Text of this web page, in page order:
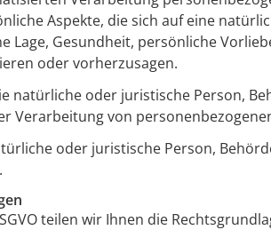
Aspekte, die sich auf eine
Lage, Gesundheit, persönliche
oder vorherzusagen.
natürliche oder juristische Person,
Verarbeitung von
oder juristische Person,
teilen wir Ihnen die